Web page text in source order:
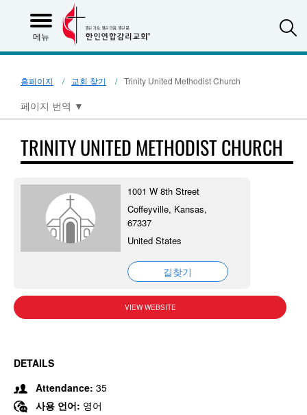
메뉴
홈페이지 교회 찾기 Trinity United Methodist Church
페이지 번역 ▼
TRINITY UNITED METHODIST CHURCH
1001 W 8th Street
Coffeyville, Kansas,
67337
United States
길찾기
VIEW WEBSITE
DETAILS
Attendance: 35
사용 언어: 영어